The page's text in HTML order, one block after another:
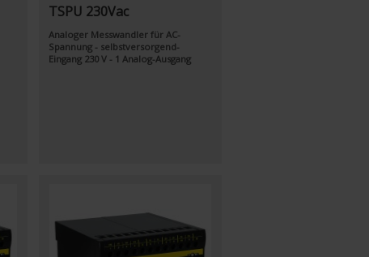
TSPU 230Vac
Analoger Messwandler für AC-
Spannung - selbstversorgend-
Eingang 230 V - 1 Analog-Ausgang